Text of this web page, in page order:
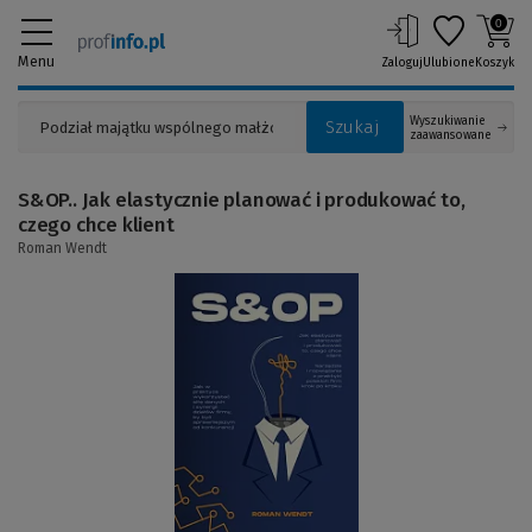
Menu
Szukaj
Wyszukiwanie
zaawansowane
ZalogujUlubione
0
Koszyk
S&OP.. Jak elastycznie planować i produkować to,
czego chce klient
Roman Wendt